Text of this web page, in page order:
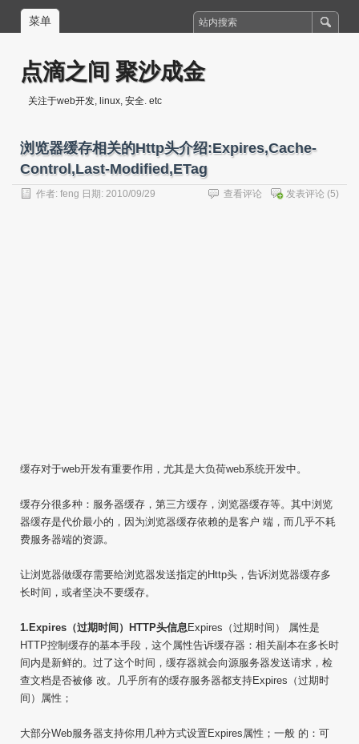
菜单
点滴之间 聚沙成金
关注于web开发, linux, 安全. etc
浏览器缓存相关的Http头介绍:Expires,Cache-
Control,Last-Modified,ETag
作者: feng 日期: 2010/09/29 发表评论 (5)
查看评论
缓存对于web开发有重要作用，尤其是大负荷web系统开发中。
缓存分很多种：服务器缓存，第三方缓存，浏览器缓存等。其中浏览
器缓存是代价最小的，因为浏览器缓存依赖的是客户 端，而几乎不耗
费服务器端的资源。
让浏览器做缓存需要给浏览器发送指定的Http头，告诉浏览器缓存多
长时间，或者坚决不要缓存。
1.Expires（过期时间）HTTP头信息Expires（过期时间） 属性是
HTTP控制缓存的基本手段，这个属性告诉缓存器：相关副本在多长时
间内是新鲜的。过了这个时间，缓存器就会向源服务器发送请求，检
查文档是否被修 改。几乎所有的缓存服务器都支持Expires（过期时
间）属性；
大部分Web服务器支持你用几种方式设置Expires属性；一般 的：可